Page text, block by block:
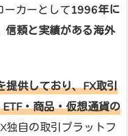
ーカーとして1996年に
信頼と実績がある海外
供しており、FX取引
・商品・仮想通貨の
独自の取引プラットフ